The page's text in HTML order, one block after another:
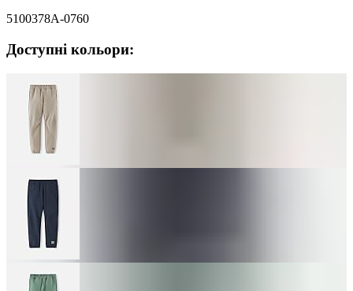
5100378A-0760
Доступні кольори: